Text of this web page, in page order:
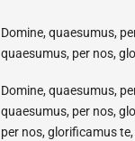
Domine, quaesumus,
quaesumus, per nos,
Domine, quaesumus,
quaesumus, per nos,
per nos, glorificamus